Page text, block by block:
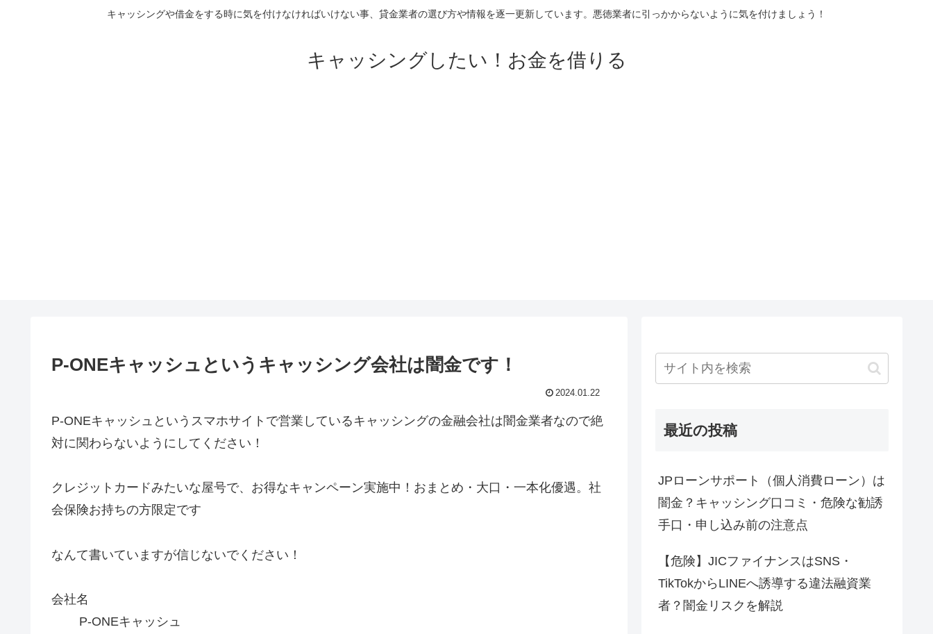
キャッシングや借金をする時に気を付けなければいけない事、貸金業者の選び方や情報を逐一更新しています。悪徳業者に引っかからないように気を付けましょう！
キャッシングしたい！お金を借りる
P-ONEキャッシュというキャッシング会社は闇金です！
2024.01.22
P-ONEキャッシュというスマホサイトで営業しているキャッシングの金融会社は闇金業者なので絶
対に関わらないようにしてください！
クレジットカードみたいな屋号で、お得なキャンペーン実施中！おまとめ・大口・一本化優遇。社
会保険お持ちの方限定です
なんて書いていますが信じないでください！
会社名
P-ONEキャッシュ
最近の投稿
JPローンサポート（個人消費ローン）は
闇金？キャッシング口コミ・危険な勧誘
手口・申し込み前の注意点
【危険】JICファイナンスはSNS・
TikTokからLINEへ誘導する違法融資業
者？闇金リスクを解説